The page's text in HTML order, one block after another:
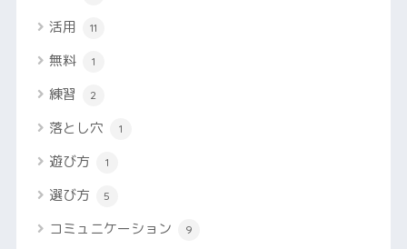
活用 11
無料 1
練習 2
落とし穴 1
遊び方 1
選び方 5
コミュニケーション 9